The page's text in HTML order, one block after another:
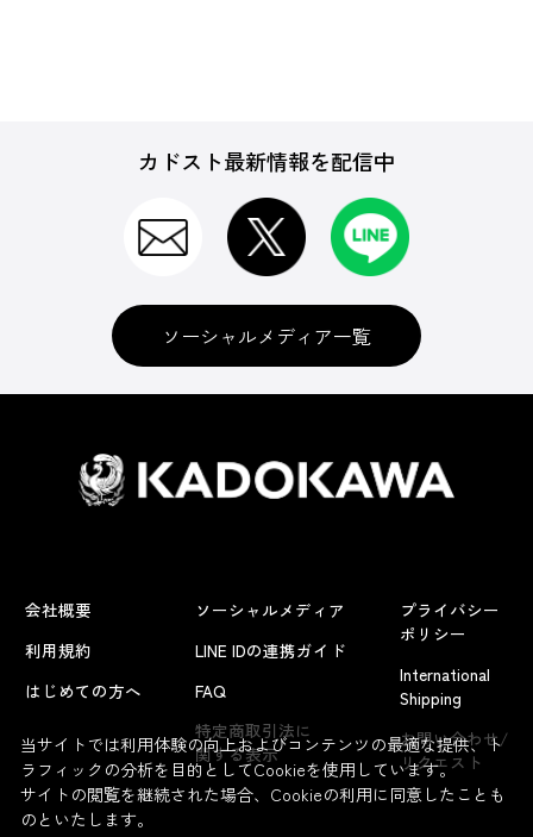
カドスト最新情報を配信中
ソーシャルメディア一覧
会社概要
利用規約
はじめての方へ
ソーシャルメディア
LINE IDの連携ガイド
FAQ
特定商取引法に
関する表示
プライバシー
ポリシー
International
Shipping
お問い合わせ/
リクエスト
当サイトでは利用体験の向上およびコンテンツの最適な提供、ト
ラフィックの分析を目的としてCookieを使用しています。
サイトの閲覧を継続された場合、Cookieの利用に同意したことも
のといたします。